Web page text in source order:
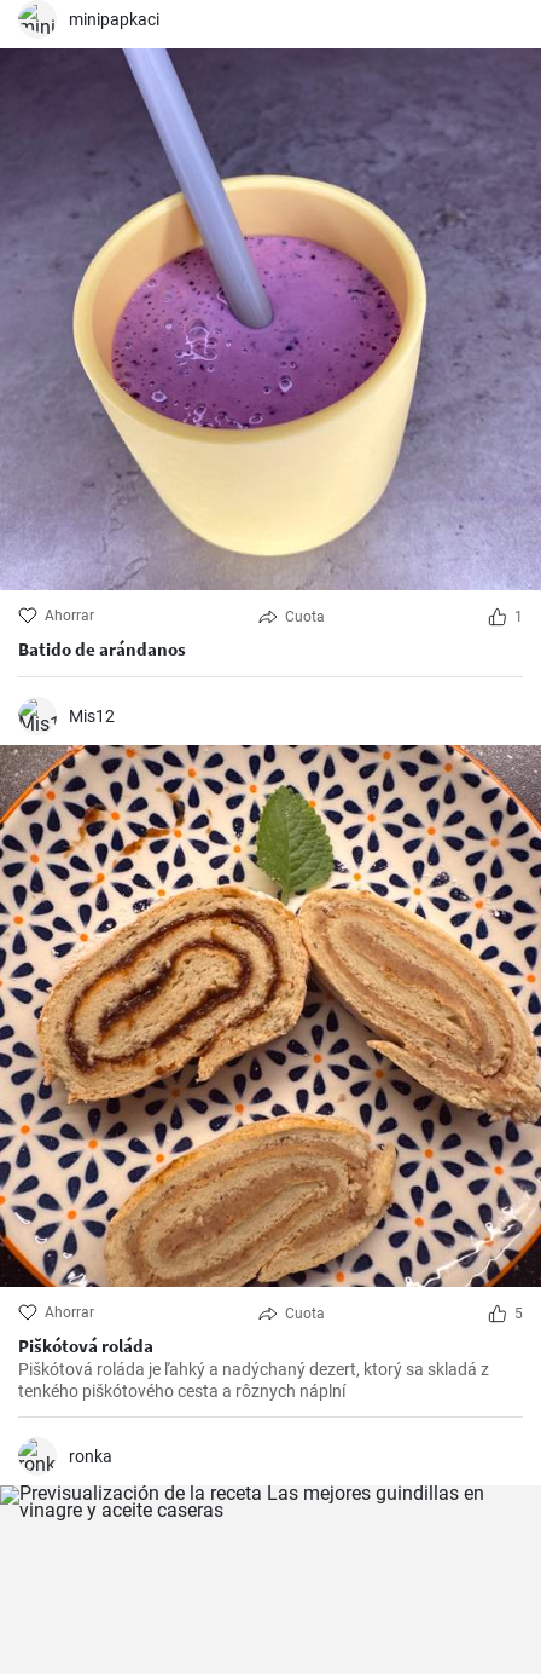
impresionante. Un trozo de filete de salmón fresco se marina en un
minipapkaci
Ahorrar Cuota 1
Batido de arándanos
Mis12
Ahorrar Cuota 5
Piškótová roláda
Piškótová roláda je ľahký a nadýchaný dezert, ktorý sa skladá z
tenkého piškótového cesta a rôznych náplní
ronka